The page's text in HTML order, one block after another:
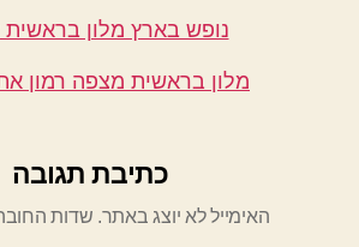
נופש בארץ מלון בראשית 2022
מלון בראשית מצפה רמון
כתיבת תגובה
האימייל לא יוצג באתר. שדות